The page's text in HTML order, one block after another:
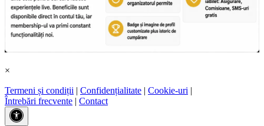
×
Termeni și condiții | Confidențialitate | Cookie-uri |
Întrebări frecvente | Contact